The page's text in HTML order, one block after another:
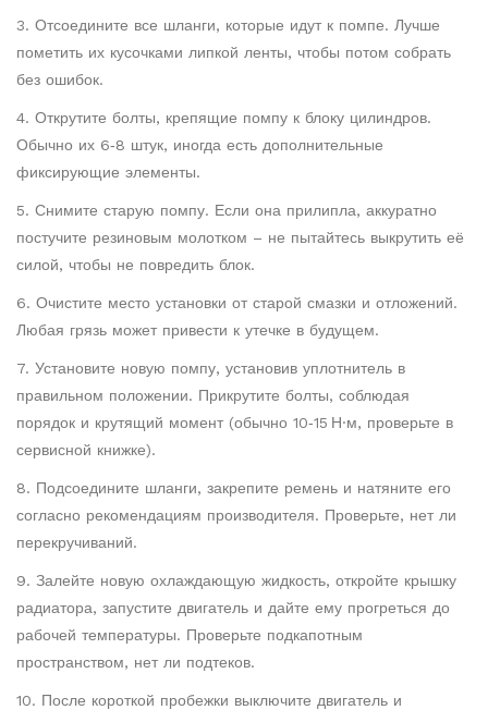
3. Отсоедините все шланги, которые идут к помпе. Лучше
пометить их кусочками липкой ленты, чтобы потом собрать
без ошибок.
4. Открутите болты, крепящие помпу к блоку цилиндров.
Обычно их 6‑8 штук, иногда есть дополнительные
фиксирующие элементы.
5. Снимите старую помпу. Если она прилипла, аккуратно
постучите резиновым молотком – не пытайтесь выкрутить её
силой, чтобы не повредить блок.
6. Очистите место установки от старой смазки и отложений.
Любая грязь может привести к утечке в будущем.
7. Установите новую помпу, установив уплотнитель в
правильном положении. Прикрутите болты, соблюдая
порядок и крутящий момент (обычно 10‑15 Н·м, проверьте в
сервисной книжке).
8. Подсоедините шланги, закрепите ремень и натяните его
согласно рекомендациям производителя. Проверьте, нет ли
перекручиваний.
9. Залейте новую охлаждающую жидкость, откройте крышку
радиатора, запустите двигатель и дайте ему прогреться до
рабочей температуры. Проверьте подкапотным
пространством, нет ли подтеков.
10. После короткой пробежки выключите двигатель и